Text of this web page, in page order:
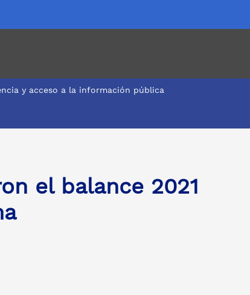
y acceso a la información pública
el balance 2021